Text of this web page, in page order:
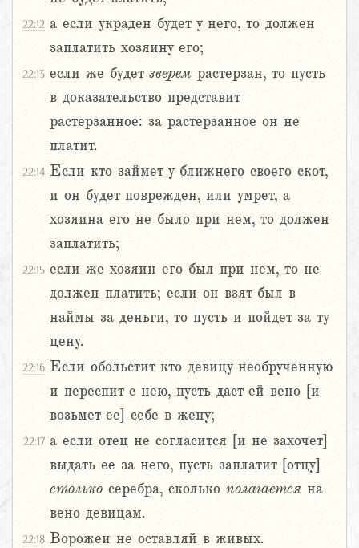
22:12 а если украден будет у него, то должен
заплатить хозяину его;
22:13 если же будет зверем растерзан, то пусть
в доказательство представит
растерзанное: за растерзанное он не
платит.
22:14 Если кто займет у ближнего своего скот,
и он будет поврежден, или умрет, а
хозяина его не было при нем, то должен
заплатить;
22:15 если же хозяин его был при нем, то не
должен платить; если он взят был в
наймы за деньги, то пусть и пойдет за ту
цену.
22:16 Если обольстит кто девицу необрученную
и переспит с нею, пусть даст ей вено [и
возьмет ее] себе в жену;
22:17 а если отец не согласится [и не захочет]
выдать ее за него, пусть заплатит [отцу]
столько серебра, сколько полагается на
вено девицам.
22:18 Ворожеи не оставляй в живых.